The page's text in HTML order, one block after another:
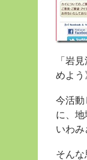
「岩
めよう
今活動
に、
いわみ
そんな